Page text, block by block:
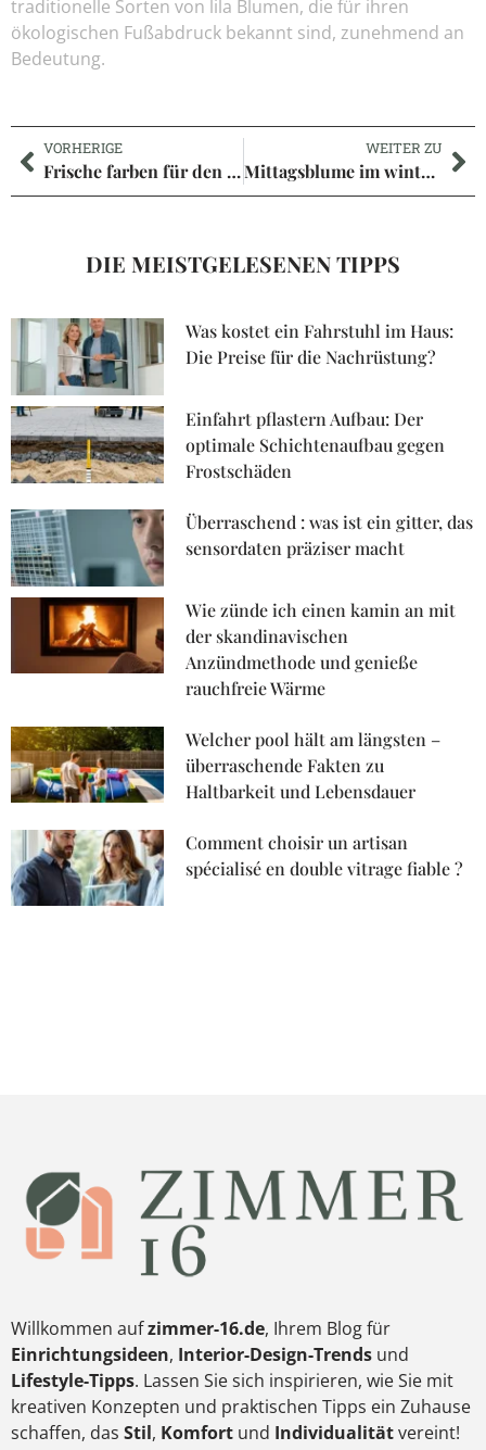
traditionelle Sorten von lila Blumen, die für ihren
ökologischen Fußabdruck bekannt sind, zunehmend an
Bedeutung.
VORHERIGE
Frische farben für den schrank: kreative ideen für ein modernes zuhause
WEITER ZU
Mittagsblume im winter: pflegetipps für eine bunte maison überraschung
DIE MEISTGELESENEN TIPPS
Was kostet ein Fahrstuhl im Haus:
Die Preise für die Nachrüstung?
Einfahrt pflastern Aufbau: Der
optimale Schichtenaufbau gegen
Frostschäden
Überraschend : was ist ein gitter, das
sensordaten präziser macht
Wie zünde ich einen kamin an mit
der skandinavischen
Anzündmethode und genieße
rauchfreie Wärme
Welcher pool hält am längsten –
überraschende Fakten zu
Haltbarkeit und Lebensdauer
Comment choisir un artisan
spécialisé en double vitrage fiable ?
Willkommen aufzimmer-16.de, Ihrem Blog für
Einrichtungsideen, Interior-Design-Trends und
Lifestyle-Tipps. Lassen Sie sich inspirieren, wie Sie mit
kreativen Konzepten und praktischen Tipps ein Zuhause
schaffen, das Stil, Komfort und Individualitätvereint!